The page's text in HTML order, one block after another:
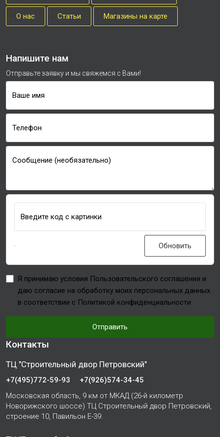
О нас Cтатьи Магазины на карте
Напишите нам
Отправьте заявку и мы свяжемся с Вами!
Ваше имя
Телефон
Сообщение (необязательно)
Введите код с картинки
Обновить
Я принимаю условия Пользовательского соглашения и
даю согласие на обработку моих персональных данных
в соответствии с Политикой конфиденциальности
Отправить
Контакты
ТЦ "Строительный двор Петровский"
+7(495)772-59-93
+7(926)574-34-45
Московская область, 9 км от МКАД (26-й километр
Новорижского шоссе) ТЦ Строительный двор Петровский,
строение 10, Павильон Е-39.